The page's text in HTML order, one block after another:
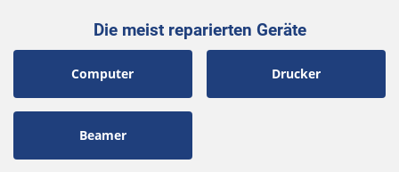
Die meist reparierten Geräte
Computer Drucker
Beamer